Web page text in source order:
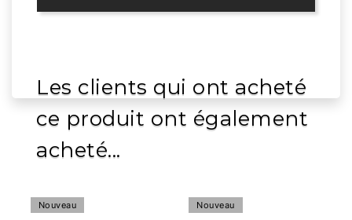
Les clients qui ont acheté
ce produit ont également
acheté...
Nouveau Nouveau